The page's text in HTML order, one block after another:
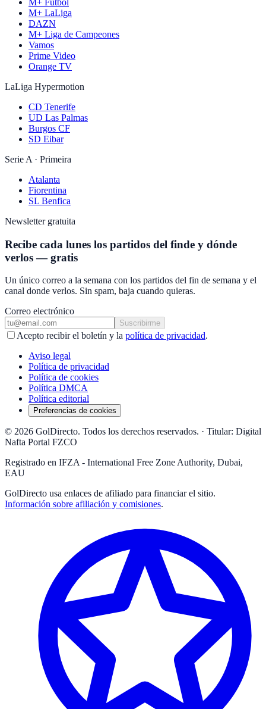
M+ Fútbol
M+ LaLiga
DAZN
M+ Liga de Campeones
Vamos
Prime Video
Orange TV
LaLiga Hypermotion
CD Tenerife
UD Las Palmas
Burgos CF
SD Eibar
Serie A · Primeira
Atalanta
Fiorentina
SL Benfica
Newsletter gratuita
Recibe cada lunes los partidos del finde y dónde
verlos — gratis
Un único correo a la semana con los partidos del fin de semana y el
canal donde verlos. Sin spam, baja cuando quieras.
Correo electrónico
Suscribirme
Acepto recibir el boletín y la política de privacidad.
Aviso legal
Política de privacidad
Política de cookies
Política DMCA
Política editorial
Preferencias de cookies
© 2026 GolDirecto. Todos los derechos reservados. · Titular: Digital
Nafta Portal FZCO
Registrado en IFZA - International Free Zone Authority, Dubai,
EAU
GolDirecto usa enlaces de afiliado para financiar el sitio.
Información sobre afiliación y comisiones.